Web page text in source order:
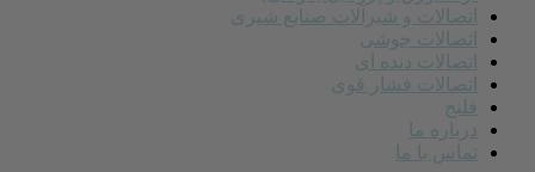
اتصالات و شیرآلات صنایع شیری
اتصالات جوشی
اتصالات دنده ای
اتصالات فشار قوی
فلنج
درباره ما
تماس با ما